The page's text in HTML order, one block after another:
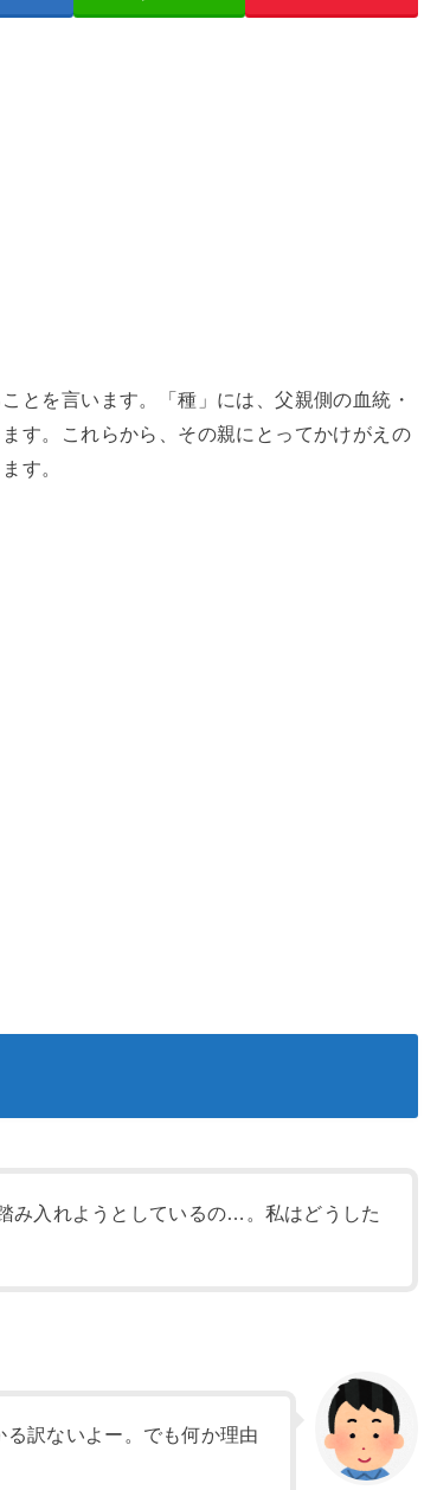
とを言います。「種」には、父親側の血統・
す。これらから、その親にとってかけがえの
す。
み入れようとしているの…。私はどうした
訳ないよー。でも何か理由